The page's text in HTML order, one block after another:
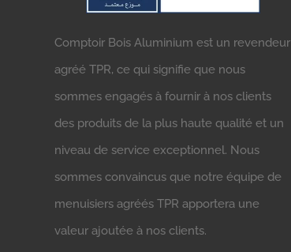
Comptoir Bois Aluminium est un revendeur
agréé TPR, ce qui signifie que nous
sommes engagés à fournir à nos clients
des produits de la plus haute qualité et un
niveau de service exceptionnel. Nous
sommes convaincus que notre équipe de
menuisiers agréés TPR apportera une
valeur ajoutée à nos clients.